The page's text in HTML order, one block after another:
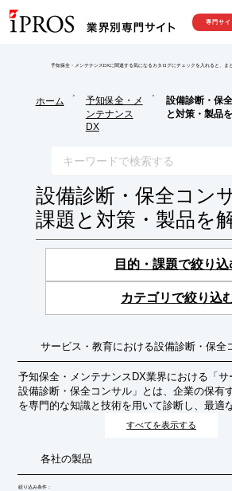
専門サ
予知保全・メンテナンスDXに関連する気になるカタログにチェックを入れると、ま
ホーム
>
予知保全・メ
ンテナンス
DX
>
設備診断・保
と対策・製品
設備診断・保全コン
課題と対策・製品を
目的・課題で絞り込
カテゴリで絞り込
サービス・教育における設備診断・保全
予知保全・メンテナンスDX業界における「
設備診断・保全コンサル」とは、企業の保有
を専門的な知識と技術を用いて診断し、最適
定や実行を支援するサービスです。これによ
せぬ故障を防ぎ、稼働率の向上、コスト削減
通じて、保全能力の向上と自律的な運用体制
ます。
すべてを表示する
各社の製品
絞り込み条件：